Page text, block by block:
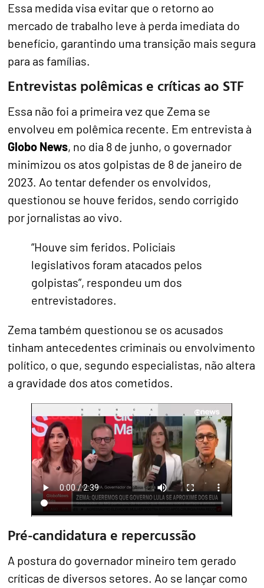
Essa medida visa evitar que o retorno ao
mercado de trabalho leve à perda imediata do
benefício, garantindo uma transição mais segura
para as famílias.
Entrevistas polêmicas e críticas ao STF
Essa não foi a primeira vez que Zema se
envolveu em polêmica recente. Em entrevista à
Globo News, no dia 8 de junho, o governador
minimizou os atos golpistas de 8 de janeiro de
2023. Ao tentar defender os envolvidos,
questionou se houve feridos, sendo corrigido
por jornalistas ao vivo.
“Houve sim feridos. Policiais
legislativos foram atacados pelos
golpistas”, respondeu um dos
entrevistadores.
Zema também questionou se os acusados
tinham antecedentes criminais ou envolvimento
político, o que, segundo especialistas, não altera
a gravidade dos atos cometidos.
Pré-candidatura e repercussão
A postura do governador mineiro tem gerado
críticas de diversos setores. Ao se lançar como